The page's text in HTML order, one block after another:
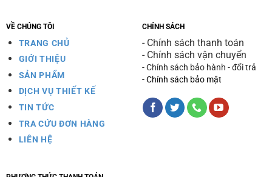
VỀ CHÚNG TÔI
TRANG CHỦ
GIỚI THIỆU
SẢN PHẨM
DỊCH VỤ THIẾT KẾ
TIN TỨC
TRA CỨU ĐƠN HÀNG
LIÊN HỆ
CHÍNH SÁCH
- Chính sách thanh toán
- Chính sách vận chuyển
- Chính sách bảo hành - đổi trả
- Chính sách bảo mật